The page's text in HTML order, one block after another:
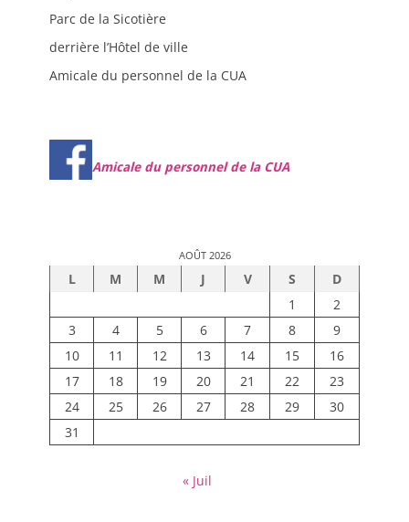
Parc de la Sicotière
derrière l’Hôtel de ville
Amicale du personnel de la CUA
Amicale du personnel de la CUA
AOÛT 2026
L M M J V S
D
1
2
3
4 5 6 7 8
9
10
11 12 13 14 15
16
17
18 19 20 21 22
23
24
25 26 27 28 29
30
31
« Juil